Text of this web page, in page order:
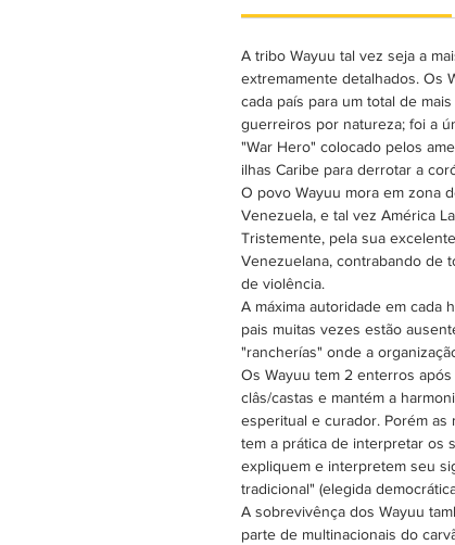
A tribo Wayuu tal vez seja a
extremamente detalhados. Os
cada país para um total de
guerreiros por natureza; foi a
"War Hero" colocado pelos
ilhas Caribe para derrotar a
O povo Wayuu mora em zona
Venezuela, e tal vez América
Tristemente, pela sua
Venezuelana, contrabando de
de violência.
A máxima autoridade em cada
pais muitas vezes estão
"rancherías" onde a
Os Wayuu tem 2 enterros
clâs/castas e mantém a
esperitual e curador. Porém
tem a prática de interpretar os
expliquem e interpretem seu
tradicional" (elegida
A sobrevivênça dos Wayuu
parte de multinacionais do